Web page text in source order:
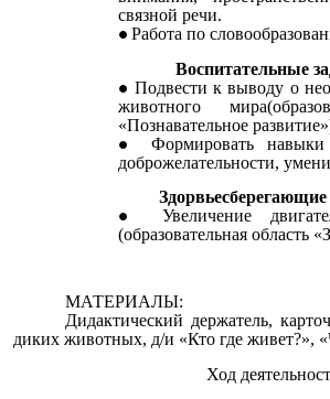
связной речи.
Работа по
Воспитательные
Подвести к выводу о
животного
«Познавательное
Формировать навыки
доброжелательности,
Здорвьесберегающие
Увеличение
(образовательная область
МАТЕРИАЛЫ:
Дидактический держатель,
диких животных, д/и «Кто где живет?»,
Ход